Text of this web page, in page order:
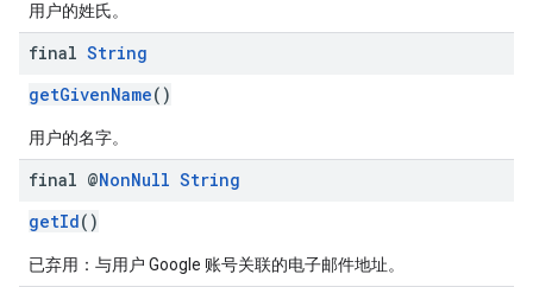
用户的姓氏。
final String
getGivenName()
用户的名字。
final @NonNull String
getId()
已弃用：与用户 Google 账号关联的电子邮件地址。